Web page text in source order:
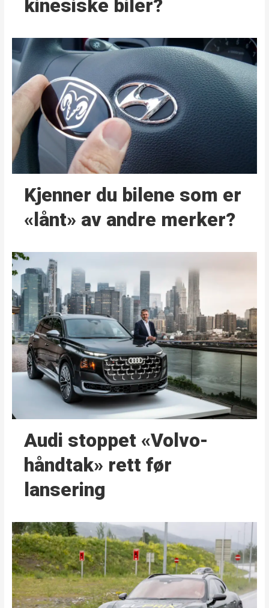
kinesiske biler?
Kjenner du bilene som er
«lånt» av andre merker?
Audi stoppet «Volvo-
håndtak» rett før
lansering